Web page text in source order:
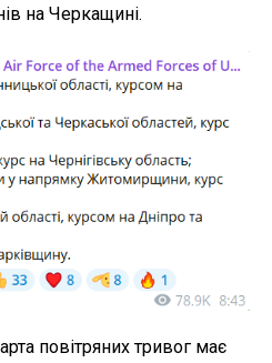
на Черкащині.
повітряних тривог має